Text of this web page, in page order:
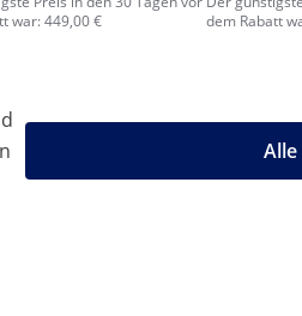
war: 449,00 €
dem Rabatt